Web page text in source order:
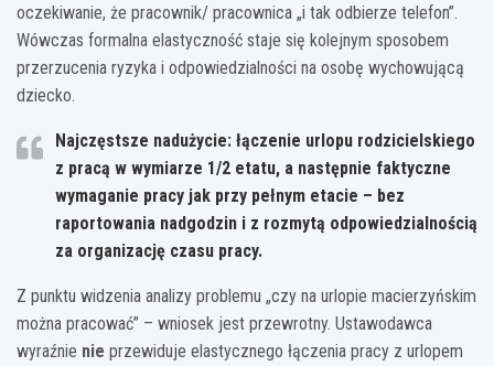
oczekiwanie, że pracownik/ pracownica „i tak odbierze telefon”.
Wówczas formalna elastyczność staje się kolejnym sposobem
przerzucenia ryzyka i odpowiedzialności na osobę wychowującą
dziecko.
Najczęstsze nadużycie: łączenie urlopu rodzicielskiego
z pracą w wymiarze 1/2 etatu, a następnie faktyczne
wymaganie pracy jak przy pełnym etacie – bez
raportowania nadgodzin i z rozmytą odpowiedzialnością
za organizację czasu pracy.
Z punktu widzenia analizy problemu „czy na urlopie macierzyńskim
można pracować” – wniosek jest przewrotny. Ustawodawca
wyraźnie nie przewiduje elastycznego łączenia pracy z urlopem